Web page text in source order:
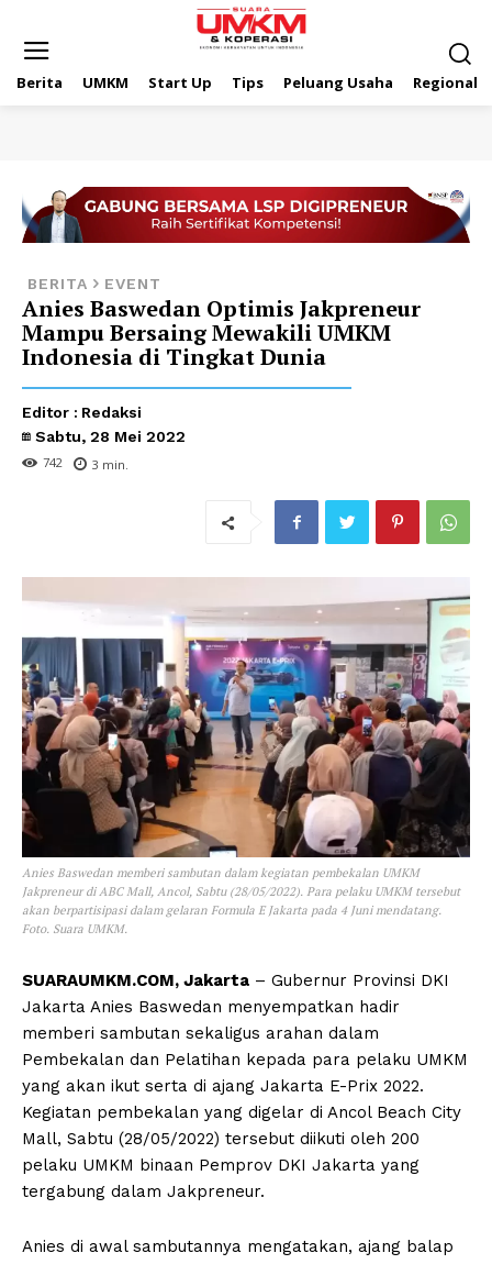
Berita UMKM Start Up Tips Peluang Usaha Regional
BERITA EVENT
Anies Baswedan Optimis Jakpreneur
Mampu Bersaing Mewakili UMKM
Indonesia di Tingkat Dunia
Editor : Redaksi
Sabtu, 28 Mei 2022
742 3 min.
Anies Baswedan memberi sambutan dalam kegiatan pembekalan UMKM
Jakpreneur di ABC Mall, Ancol, Sabtu (28/05/2022). Para pelaku UMKM tersebut
akan berpartisipasi dalam gelaran Formula E Jakarta pada 4 Juni mendatang.
Foto. Suara UMKM.
SUARAUMKM.COM, Jakarta – Gubernur Provinsi DKI
Jakarta Anies Baswedan menyempatkan hadir
memberi sambutan sekaligus arahan dalam
Pembekalan dan Pelatihan kepada para pelaku UMKM
yang akan ikut serta di ajang Jakarta E-Prix 2022.
Kegiatan pembekalan yang digelar di Ancol Beach City
Mall, Sabtu (28/05/2022) tersebut diikuti oleh 200
pelaku UMKM binaan Pemprov DKI Jakarta yang
tergabung dalam Jakpreneur.
Anies di awal sambutannya mengatakan, ajang balap